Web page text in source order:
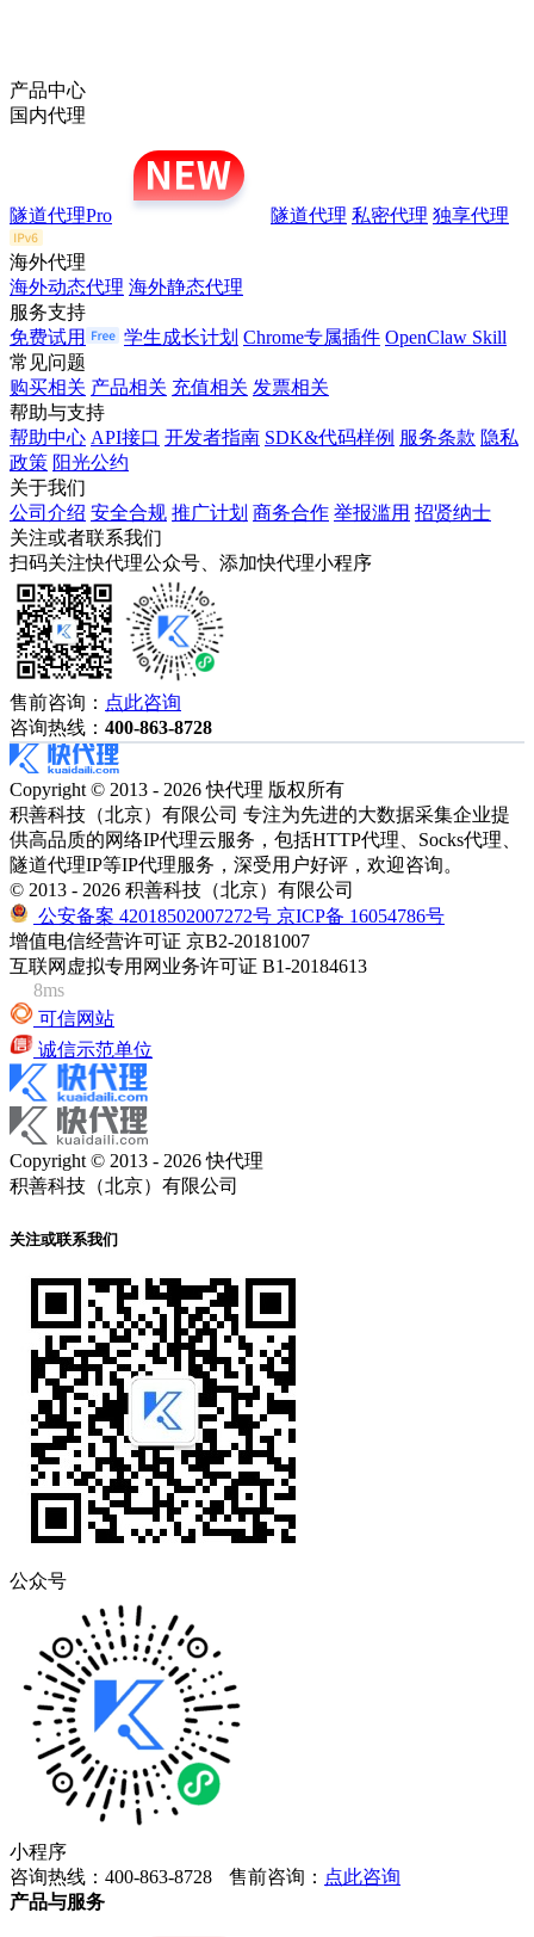
产品中心
国内代理
隧道代理Pro 隧道代理 私密代理 独享代理
海外代理
海外动态代理 海外静态代理
服务支持
免费试用
学生成长计划 Chrome专属插件 OpenClaw Skill
常见问题
购买相关 产品相关 充值相关 发票相关
帮助与支持
帮助中心 API接口 开发者指南 SDK&代码样例 服务条款 隐私
政策 阳光公约
关于我们
公司介绍 安全合规 推广计划 商务合作 举报滥用 招贤纳士
关注或者联系我们
扫码关注快代理公众号、添加快代理小程序
售前咨询： 点此咨询
咨询热线： 400-863-8728
Copyright © 2013 - 2026 快代理 版权所有
积善科技（北京）有限公司 专注为先进的大数据采集企业提
供高品质的网络IP代理云服务，包括HTTP代理、Socks代理、
隧道代理IP等IP代理服务，深受用户好评，欢迎咨询。
© 2013 - 2026 积善科技（北京）有限公司
公安备案 42018502007272号 京ICP备 16054786号
增值电信经营许可证 京B2-20181007
互联网虚拟专用网业务许可证 B1-20184613
8ms
可信网站
诚信示范单位
Copyright © 2013 - 2026 快代理
积善科技（北京）有限公司
关注或联系我们
公众号
小程序
咨询热线：400-863-8728
售前咨询： 点此咨询
产品与服务